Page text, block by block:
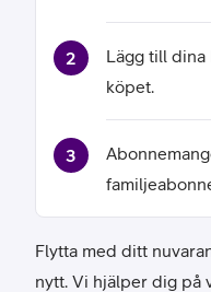
Lägg till dina
köpet.
Flytta med ditt
nytt. Vi hjälper dig på